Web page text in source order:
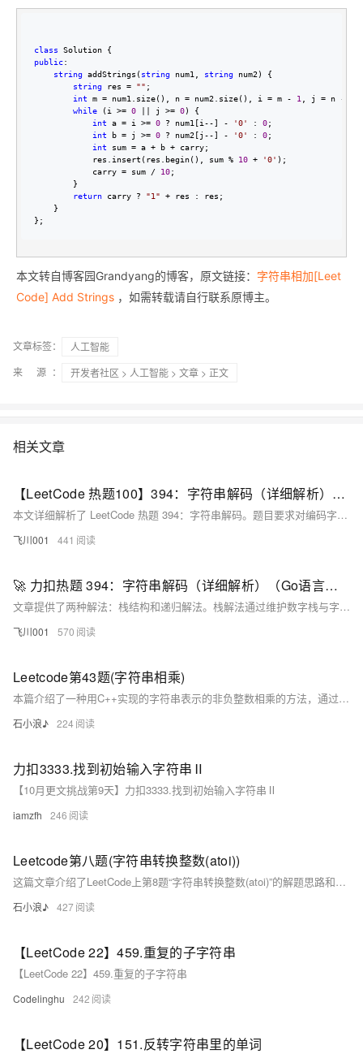
class
public:
string addStrings(string num1, string num2) {
string res = "" ;
int m = num1.size(), n = num2.size(), i = m - 1 , j = n -
while (i >= 0 || j >= 0) {
int a = i >= 0 ? num1[i--] - '0' : 0;
int b = j >= 0 ? num2[j--] - '0' : 0;
int sum = a + b + carry;
            res.insert(res.begin(), sum
% 10 + '0' );
            carry
= sum / 10;
        }
return carry ? "1 " + res : res;
    }
};
本文转自博客园Grandyang的博客，原文链接： 字符串相加[Leet
Code] Add Strings ，如需转载请自行联系原博主。
文章标签：
人工智能
来 源：
开发者社区 > 人工智能 > 文章 > 正文
相关文章
【LeetCode 热题100】394：字符串解码（详细解析）（Go语言版）
本文详细解析了 LeetCode 热题 394：字符串解码。题目要求对编码字符串如 `k[encoded_string]` 进行解码，其中 `encoded_string` 需重复 `k` 次。文章提供了两种解法：使用栈模拟和递归 DFS，并附有 Go 语言实现代码。栈解法通过数字栈与字符串栈记录状态，适合迭代；递归解法则利用函数调用处理嵌套结构，代码更简洁。两者时间复杂度均为 O(n)，但递归需注意栈深度问题。文章还总结了解题注意事项及适用场景，帮助读者更好地掌握字符串嵌套解析技巧。
飞川001 441
🚀 力扣热题 394：字符串解码（详细解析）（Go语言版）
文章提供了两种解法：栈结构和递归解法。栈解法通过维护数字栈与字符串栈，依次处理 `[` 和 `]`，构造解码结果；递归解法则利用函数调用逐层解析嵌套结构。两者时间复杂度均为
飞川001 570
Leetcode第43题(字符串相乘)
本篇介绍了一种用C++实现的字符串表示的非负整数相乘的方法，通过逆向编号字符串，将乘法运算转化为二维数组的累加过程，最后处理进位并转换为字符串结果，解决了两个大数相乘的问题。
石小浪♪ 224
力扣3333.找到初始输入字符串Ⅱ
【10月更文挑战第9天】力扣3333.找到初始输入字符串Ⅱ
iamzfh 246
Leetcode第八题(字符串转换整数(atoi))
这篇文章介绍了LeetCode上第8题“字符串转换整数(atoi)”的解题思路和C++的实现方法，包括处理前导空格、正负号、连续数字字符以及整数溢出的情况。
石小浪♪ 427
【LeetCode 22】459.重复的子字符串
【LeetCode 22】459.重复的子字符串
Codelinghu 242
【LeetCode 20】151.反转字符串里的单词